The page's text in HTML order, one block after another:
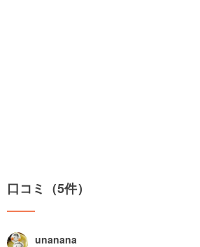
口コミ（5件）
unanana